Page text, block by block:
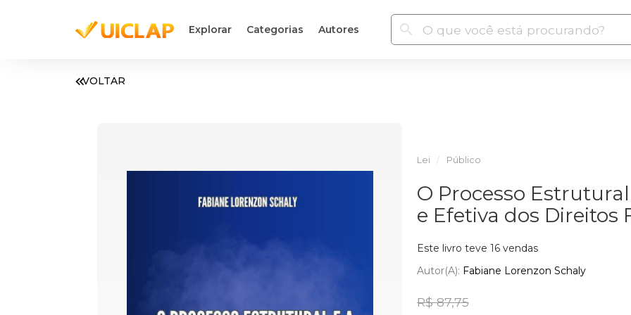
Explorar Categorias Autores
VOLTAR
Lei Público
O Processo
e Efetiva dos Direitos
Este livro teve 16 vendas
Autor(a): Fabiane Lorenzon Schaly
R$ 87,75